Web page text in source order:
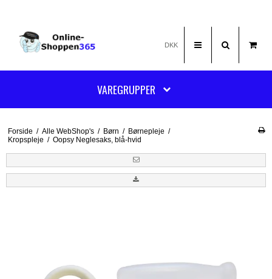
DKK
VAREGRUPPER
Forside / Alle WebShop's / Børn / Børnepleje /
Kropspleje / Oopsy Neglesaks, blå-hvid